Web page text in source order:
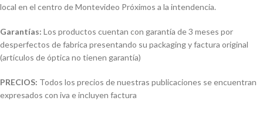
local en el centro de Montevideo Próximos a la intendencia.
Garantías: Los productos cuentan con garantía de 3 meses por
desperfectos de fabrica presentando su packaging y factura original
(artículos de óptica no tienen garantía)
PRECIOS: Todos los precios de nuestras publicaciones se encuentran
expresados con iva e incluyen factura